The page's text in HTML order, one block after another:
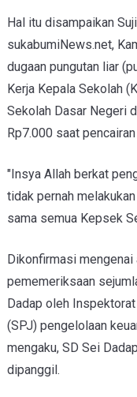
Hal itu disampaikan
sukabumiNews.net,
dugaan pungutan liar
Kerja Kepala Sekolah
Sekolah Dasar Negeri
Rp7.000 saat pencairan
"Insya Allah berkat
tidak pernah
sama semua Kepsek
Dikonfirmasi mengenai
pememeriksaan
Dadap oleh
(SPJ) pengelolaan
mengaku, SD Sei
dipanggil.